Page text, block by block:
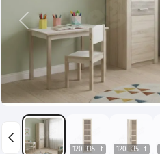
Előző
120 335 Ft 120 335 Ft